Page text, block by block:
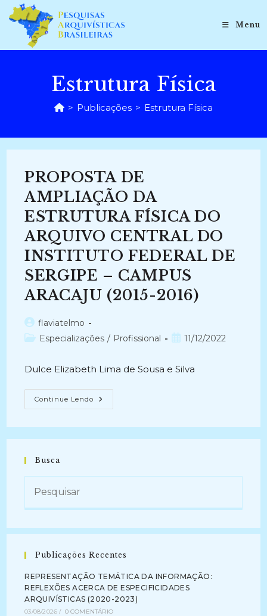
para
conteúdo
Menu
Estrutura Física
> Publicações > Estrutura Física
PROPOSTA DE
AMPLIAÇÃO DA
ESTRUTURA FÍSICA DO
ARQUIVO CENTRAL DO
INSTITUTO FEDERAL DE
SERGIPE – CAMPUS
ARACAJU (2015-2016)
Autor
do
flaviatelmo
Categoria
Especializações / Profissional
Post11/12/2022
Dulce Elizabeth Lima de Sousa e Silva
Continue Lendo PROPOSTA
DE
FÍSICA
DO
SERGIPE
ARACAJU
2016)
Busca
Publicações Recentes
REPRESENTAÇÃO TEMÁTICA DA INFORMAÇÃO:
REFLEXÕES ACERCA DE ESPECIFICIDADES
ARQUIVÍSTICAS (2020-2023)
03/08/2026 / 0 COMENTÁRIO